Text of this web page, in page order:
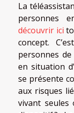
La
personnes
découvrir ici
concept.
personnes
en situation
se présente
aux risques
vivant seules